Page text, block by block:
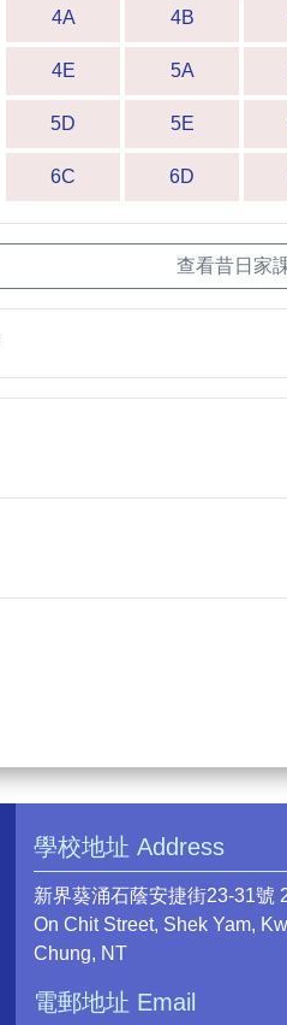
4A 4B
4E 5A
5D 5E
6C 6D
查看昔日家
學校地址 Address
新界葵涌石蔭安捷街23-31號
On Chit Street, Shek Yam,
Chung, NT
電郵地址 Email